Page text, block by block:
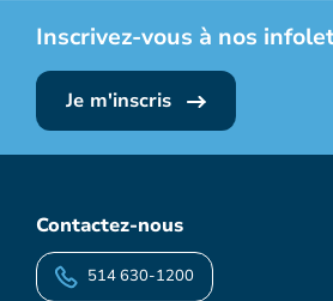
Inscrivez-vous à nos
Je m'inscris
Contactez-nous
514 630-1200